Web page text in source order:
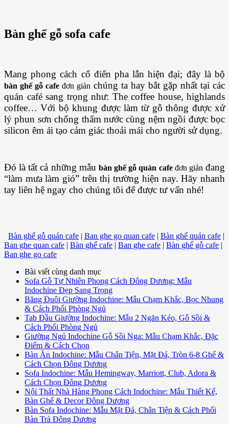
Bàn ghế gỗ sofa cafe
Mang phong cách cổ điển pha lẫn hiện đại; đây là bộ
bàn ghế gỗ cafe đơn giản chúng ta hay bắt gặp nhất tại các
quán café sang trọng như: The coffee house, highlands
coffee… Với bộ khung được làm từ gỗ thông được xử
lý phun sơn chống thấm nước cùng nệm ngồi được bọc
silicon êm ái tạo cảm giác thoải mái cho người sử dụng.
Đó là tất cả những mẫu bàn ghế gỗ quán cafe đơn giản đang
“làm mưa làm gió” trên thị trường hiện nay. Hãy nhanh
tay liên hệ ngay cho chúng tôi để được tư vấn nhé!
Bàn ghế gỗ quán cafe | Ban ghe go quan cafe | Bàn ghế quán cafe |
Ban ghe quan cafe | Bàn ghế cafe | Ban ghe cafe | Bàn ghế gỗ cafe |
Ban ghe go cafe
Bài viết cùng danh mục
Sofa Gỗ Tự Nhiên Phong Cách Đông Dương: Mẫu
Indochine Đẹp Sang Trọng
Băng Đuôi Giường Indochine: Mẫu Chạm Khắc, Bọc Nhung
& Cách Phối Phòng Ngủ
Tab Đầu Giường Indochine: Mẫu 2 Ngăn Kéo, Gỗ Sồi &
Cách Phối Phòng Ngủ
Giường Ngủ Indochine Gỗ Sồi Nga: Mẫu Chạm Khắc, Đặc
Điểm & Cách Chọn
Bàn Ăn Indochine: Mẫu Chân Tiện, Mặt Đá, Tròn 6-8 Ghế &
Cách Chọn Đông Dương
Sofa Indochine: Mẫu Hemingway, Marriott, Club, Adora &
Cách Chọn Đông Dương
Nội Thất Nhà Hàng Phong Cách Indochine: Mẫu Thiết Kế,
Bàn Ghế & Decor Đông Dương
Bàn Sofa Indochine: Mẫu Mặt Đá, Chân Tiện & Cách Phối
Bàn Trà Đông Dương